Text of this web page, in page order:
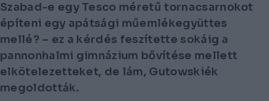
Szabad-e egy Tesco méretű tornacsarnokot
építeni egy apátsági műemlékegyüttes
mellé? – ez a kérdés feszítette sokáig a
pannonhalmi gimnázium bővítése mellett
elkötelezetteket, de lám, Gutowskiék
megoldották.